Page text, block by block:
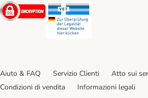
Security
Aiuto & FAQ Servizio Clienti
Atto sui
Condizioni di vendita
Informazioni legali